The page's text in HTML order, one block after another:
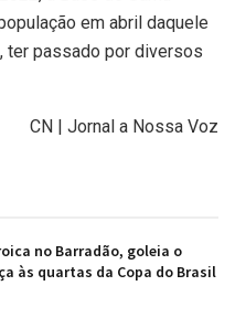
em abril daquele
ter passado por diversos
CN | Jornal a Nossa Voz
no Barradão, goleia o
às quartas da Copa do Brasil